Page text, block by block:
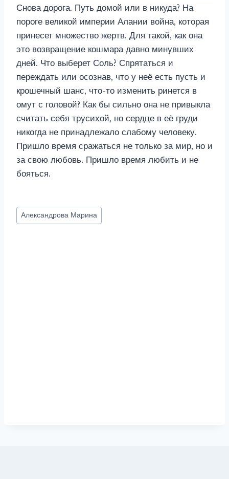
Снова дорога. Путь домой или в никуда? На
пороге великой империи Алании война, которая
принесет множество жертв. Для такой, как она
это возвращение кошмара давно минувших
дней. Что выберет Соль? Спрятаться и
переждать или осознав, что у неё есть пусть и
крошечный шанс, что-то изменить ринется в
омут с головой? Как бы сильно она не привыкла
считать себя трусихой, но сердце в её груди
никогда не принадлежало слабому человеку.
Пришло время сражаться не только за мир, но и
за свою любовь. Пришло время любить и не
бояться.
Метки
записи:
Александрова Марина